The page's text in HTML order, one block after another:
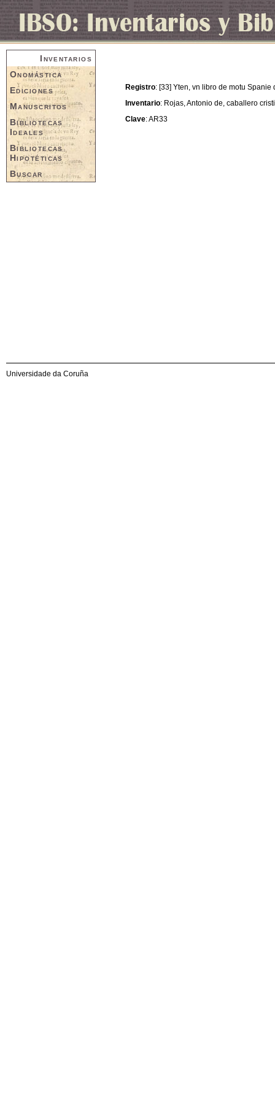
Inventarios
Onomástica
Ediciones
Manuscritos
Bibliotecas
Ideales
Bibliotecas
Hipotéticas
Buscar
Registro: [33] Yten, vn libro de motu
Inventario: Rojas, Antonio de, caballero
Clave: AR33
Universidade da Coruña